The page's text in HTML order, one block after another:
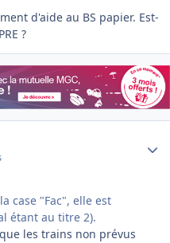
d'aide au BS papier. Est-
?
case "Fac", elle est
étant au titre 2).
les trains non prévus